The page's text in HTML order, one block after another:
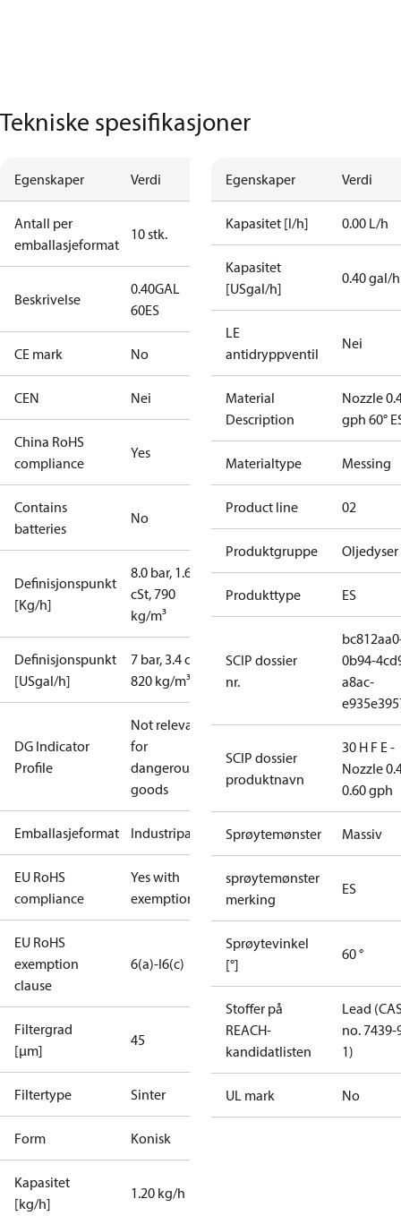
Tekniske spesifikasjoner
Egenskaper Verdi
Antall per
emballasjeformat
10 stk.
Beskrivelse
0.40GAL
60ES
CE mark No
CEN Nei
China RoHS
compliance
Yes
Contains
batteries
No
Definisjonspunkt
[Kg/h]
8.0 bar, 1.65
cSt, 790
kg/m³
Definisjonspunkt
[USgal/h]
7 bar, 3.4 cSt,
820 kg/m³
DG Indicator
Profile
Not relevant
for
dangerous
goods
Emballasjeformat Industripakning
EU RoHS
compliance
Yes with
exemptions
EU RoHS
exemption
clause
6(a)-I6(c)
Filtergrad
[µm]
45
Filtertype Sinter
Form Konisk
Kapasitet
[kg/h]
1.20 kg/h
Egenskaper Verdi
Kapasitet [l/h] 0.00 L/h
Kapasitet
[USgal/h]
0.40 gal/h
LE
antidryppventil
Nei
Material
Description
Nozzle
gph 60°
Materialtype Messing
Product line 02
Produktgruppe Oljedyser
Produkttype ES
SCIP dossier
nr.
0b94-
a8ac-
SCIP dossier
produktnavn
30 H F E -
Nozzle
0.60 gph
Sprøytemønster Massiv
sprøytemønster
merking
ES
Sprøytevinkel
[°]
60 °
Stoffer på
REACH-
kandidatlisten
Lead
no. 7439-
1)
UL mark No